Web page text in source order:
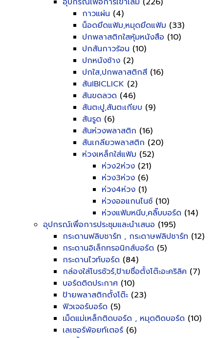
กาวแผ่น (4)
น็อดยึดแฟ้ม,หมุดยึดแฟ้ม (33)
ปกพลาสติกใสหุ้มหนังสือ (10)
ปกสันกาวร้อน (10)
ปกหนังช้าง (2)
ปกใส,ปกพลาสติกสี (16)
สันIBICLICK (2)
สันขดลวด (46)
สันตะปู,สันตะเกียบ (9)
สันรูด (6)
สันห่วงพลาสติก (16)
สันเกลียวพลาสติก (20)
ห่วงเหล็กใส่แฟ้ม (52)
ห่วง2ห่วง (21)
ห่วง3ห่วง (6)
ห่วง4ห่วง (1)
ห่วงออแกนไนซ์ (10)
ห่วงแฟ้มหนีบ,คลิ๊บบอร์ด (14)
อุปกรณ์เพื่อการประชุมและนำเสนอ (195)
กระดานฟลิบชาร์ท , กระดาษฟลิปชาร์ท (12)
กระดานอิเล็กทรอนิกส์บอร์ด (5)
กระดานไวท์บอร์ด (84)
กล่องใส่โบรชัวร์,ป้ายชื่อตั้งโต๊ะอะคริลิค (7)
บอร์ดติดประกาศ (10)
ป้ายพลาสติกตั้งโต๊ะ (23)
ฟิวเจอร์บอร์ด (5)
เม็ดแม่เหล็กติดบอร์ด , หมุดติดบอร์ด (10)
เลเซอร์พ้อยท์เตอร์ (6)